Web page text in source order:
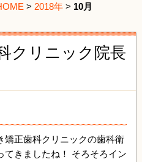
> 2018年 > 10月
クリニック院長
矯正歯科クリニックの歯科衛
てきましたね！ そろそろイン